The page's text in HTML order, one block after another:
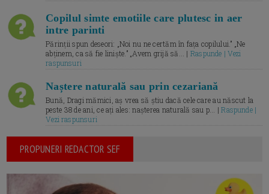
Copilul simte emotiile care plutesc in aer
intre parinti
Părinții spun deseori: „Noi nu ne certăm în fața copilului.” „Ne
abținem, ca să fie liniște.” „Avem grijă să... | Raspunde | Vezi
raspunsuri
Naștere naturală sau prin cezariană
Bună, Dragi mămici, aș vrea să știu dacă cele care au născut la
peste 38 de ani, ce ați ales: nașterea naturală sau p... |Raspunde |
Vezi raspunsuri
PROPUNERI REDACTOR SEF